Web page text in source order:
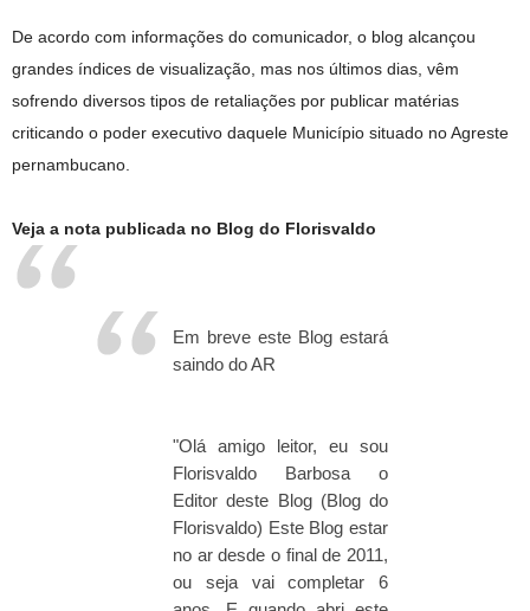
De acordo com informações do comunicador, o blog alcançou
grandes índices de visualização, mas nos últimos dias, vêm
sofrendo diversos tipos de retaliações por publicar matérias
criticando o poder executivo daquele Município situado no Agreste
pernambucano.
Veja a nota publicada no Blog do Florisvaldo
Em breve este Blog estará
saindo do AR
"Olá amigo leitor, eu sou
Florisvaldo Barbosa o
Editor deste Blog (Blog do
Florisvaldo) Este Blog estar
no ar desde o final de 2011,
ou seja vai completar 6